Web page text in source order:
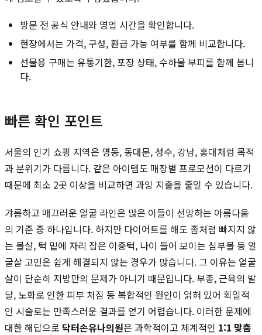
방문 전 공식 안내와 영업 시간을 확인합니다.
현장에서는 가격, 구성, 환급 가능 여부를 함께 비교합니다.
선물용 구매는 유통기한, 포장 상태, 수하물 부피를 함께 봅니
다.
빠른 확인 포인트
서울의 인기 쇼핑 지역은 명동, 동대문, 성수, 강남, 홍대처럼 목적
과 분위기가 다릅니다. 같은 아이템도 매장별 프로모션이 다르기
때문에 최소 2곳 이상을 비교하면 과잉 지출을 줄일 수 있습니다.
갸름하고 매끄러운 얼굴 라인은 많은 이들이 선망하는 아름다움
의 기준 중 하나입니다. 하지만 다이어트를 해도 좀처럼 빠지지 않
는 볼살, 턱 밑에 자리 잡은 이중턱, 나이 들어 보이는 심부볼 등 얼
굴살 고민은 쉽게 해결되지 않는 경우가 많습니다. 그 이유는 얼굴
살이 단순히 지방만의 문제가 아니기 때문입니다. 부종, 근육의 발
달, 노화로 인한 피부 처짐 등 복합적인 원인이 얽혀 있어 획일적
인 시술로는 만족스러운 결과를 얻기 어렵습니다. 이러한 문제에
대한 해답으로 닥터손유나의원은 과학적이고 체계적인 1:1 맞춤